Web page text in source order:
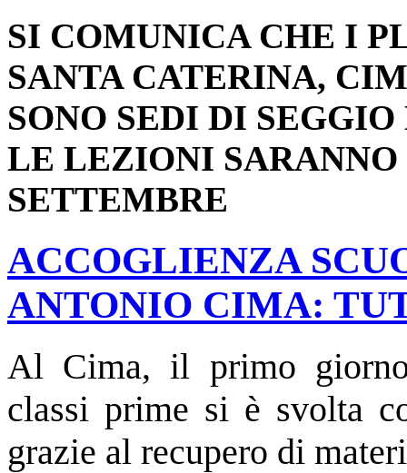
SI COMUNICA CHE I
SANTA CATERINA,
SONO SEDI DI
LE LEZIONI SARANNO
SETTEMBRE
ACCOGLIENZA
ANTONIO CIMA:
Al Cima, il primo
classi prime si è svolta
grazie al recupero di